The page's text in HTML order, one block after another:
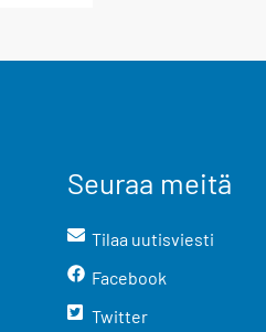
Seuraa meitä
Tilaa uutisviesti
Facebook
Twitter